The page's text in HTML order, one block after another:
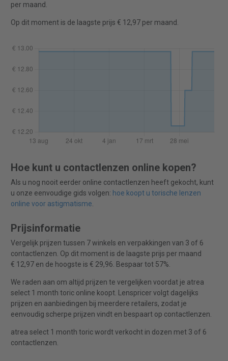
per maand.
Op dit moment is de laagste prijs € 12,97 per maand.
Hoe kunt u contactlenzen online kopen?
Als u nog nooit eerder online contactlenzen heeft gekocht, kunt
u onze eenvoudige gids volgen: hoe koopt u torische lenzen
online voor astigmatisme.
Prijsinformatie
Vergelijk prijzen tussen 7 winkels en verpakkingen van 3 of 6
contactlenzen. Op dit moment is de laagste prijs per maand
€ 12,97 en de hoogste is € 29,96. Bespaar tot 57%.
We raden aan om altijd prijzen te vergelijken voordat je atrea
select 1 month toric online koopt. Lenspricer volgt dagelijks
prijzen en aanbiedingen bij meerdere retailers, zodat je
eenvoudig scherpe prijzen vindt en bespaart op contactlenzen.
atrea select 1 month toric wordt verkocht in dozen met 3 of 6
contactlenzen.